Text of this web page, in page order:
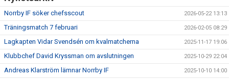
Norrby IF söker chefsscout 2026-05-22 13:13
Träningsmatch 7 februari 2026-02-05 08:29
Lagkapten Vidar Svendsén om kvalmatcherna 2025-11-17 19:06
Klubbchef David Kryssman om avslutningen 2025-10-29 22:04
Andreas Klarström lämnar Norrby IF 2025-10-10 14:00